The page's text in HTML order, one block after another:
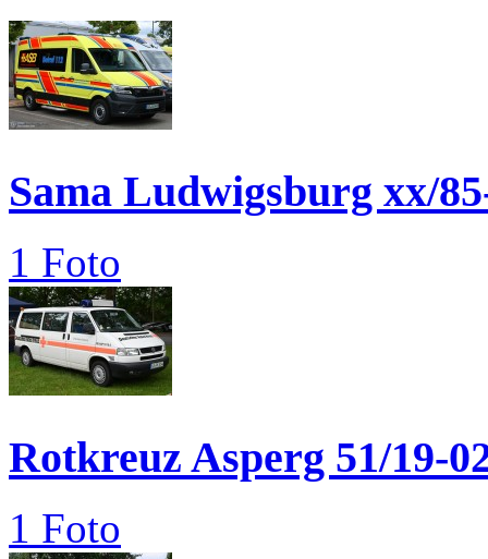
Sama Ludwigsburg xx/
1 Foto
Rotkreuz Asperg 51/19-
1 Foto